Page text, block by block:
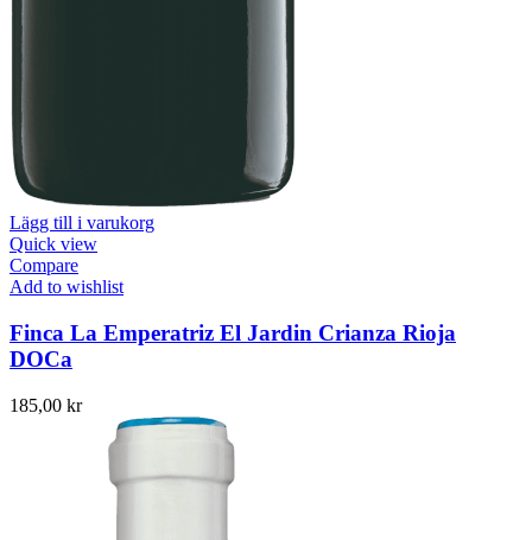
Lägg till i varukorg
Quick view
Compare
Add to wishlist
Finca La Emperatriz El Jardin Crianza Rioja
DOCa
185,00 kr